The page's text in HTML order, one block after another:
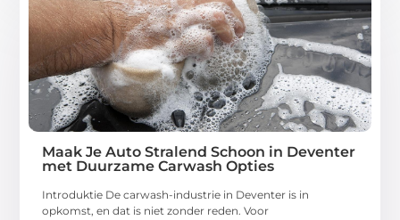
Maak Je Auto Stralend Schoon in Deventer
met Duurzame Carwash Opties
Introduktie De carwash-industrie in Deventer is in
opkomst, en dat is niet zonder reden. Voor